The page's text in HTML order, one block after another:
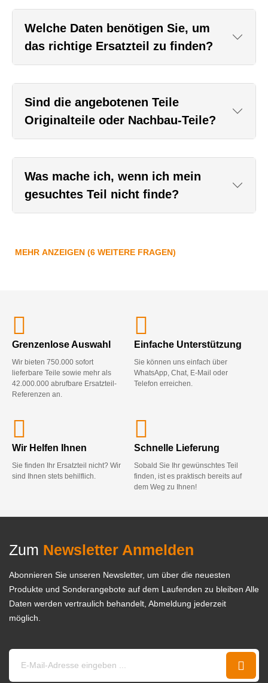
Welche Daten benötigen Sie, um
das richtige Ersatzteil zu finden?
Sind die angebotenen Teile
Originalteile oder Nachbau-Teile?
Was mache ich, wenn ich mein
gesuchtes Teil nicht finde?
MEHR ANZEIGEN (6 WEITERE FRAGEN)
Grenzenlose Auswahl
Wir bieten 750.000 sofort
lieferbare Teile sowie mehr als
42.000.000 abrufbare Ersatzteil-
Referenzen an.
Einfache Unterstützung
Sie können uns einfach über
WhatsApp, Chat, E-Mail oder
Telefon erreichen.
Wir Helfen Ihnen
Sie finden Ihr Ersatzteil nicht? Wir
sind Ihnen stets behilflich.
Schnelle Lieferung
Sobald Sie Ihr gewünschtes Teil
finden, ist es praktisch bereits auf
dem Weg zu Ihnen!
Zum Newsletter Anmelden
Abonnieren Sie unseren Newsletter, um über die neuesten
Produkte und Sonderangebote auf dem Laufenden zu bleiben Alle
Daten werden vertraulich behandelt, Abmeldung jederzeit
möglich.